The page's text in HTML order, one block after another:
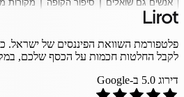
אנשים גם שואלים
סיפור הקופה מקורות
פלטפורמת השוואת הפיננסים של ישראל.
לקבל החלטות חכמות על הכסף שלכם,
דירוג 5.0 ב-Google